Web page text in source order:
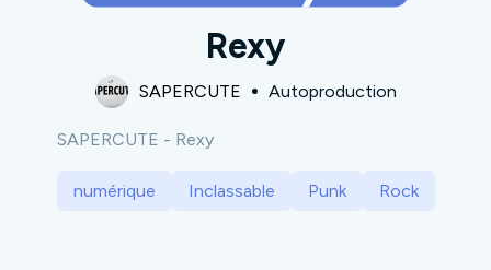
Rexy
SAPERCUTE Autoproduction
SAPERCUTE - Rexy
numérique Inclassable Punk Rock